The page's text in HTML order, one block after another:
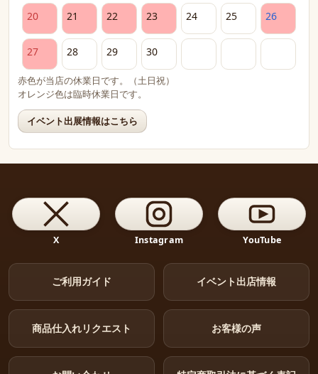
20 21 22 23 24 25 26
27 28 29 30
赤色が当店の休業日です。（土日祝）
オレンジ色は臨時休業日です。
イベント出展情報はこちら
X Instagram YouTube
ご利用ガイド イベント出店情報
商品仕入れリクエスト お客様の声